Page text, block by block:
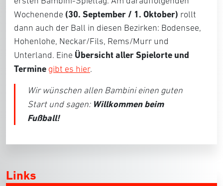
Wochenende (30. September / 1. Oktober) rollt
dann auch der Ball in diesen Bezirken: Bodensee,
Hohenlohe, Neckar/Fils, Rems/Murr und
Unterland. Eine Übersicht aller Spielorte und
Termine gibt es hier.
Wir wünschen allen Bambini einen guten
Start und sagen: Willkommen beim
Fußball!
Links